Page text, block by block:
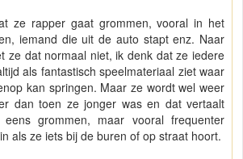
ze rapper gaat grommen, vooral in het
iemand die uit de auto stapt enz. Naar
ze dat normaal niet, ik denk dat ze iedere
als fantastisch speelmateriaal ziet waar
kan springen. Maar ze wordt wel weer
dan toen ze jonger was en dat vertaalt
grommen, maar vooral frequenter
als ze iets bij de buren of op straat hoort.